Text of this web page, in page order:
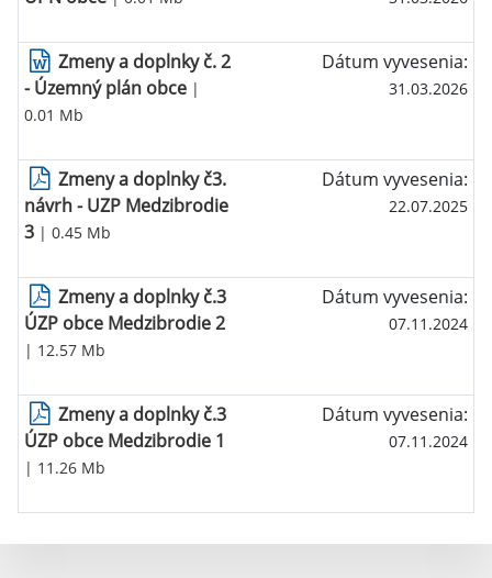
Zmeny a doplnky č. 2
- Územný plán obce |
0.01 Mb
Dátum vyvesenia:
31.03.2026
Zmeny a doplnky č3.
návrh - UZP Medzibrodie
3 | 0.45 Mb
Dátum vyvesenia:
22.07.2025
Zmeny a doplnky č.3
ÚZP obce Medzibrodie 2
| 12.57 Mb
Dátum vyvesenia:
07.11.2024
Zmeny a doplnky č.3
ÚZP obce Medzibrodie 1
| 11.26 Mb
Dátum vyvesenia:
07.11.2024